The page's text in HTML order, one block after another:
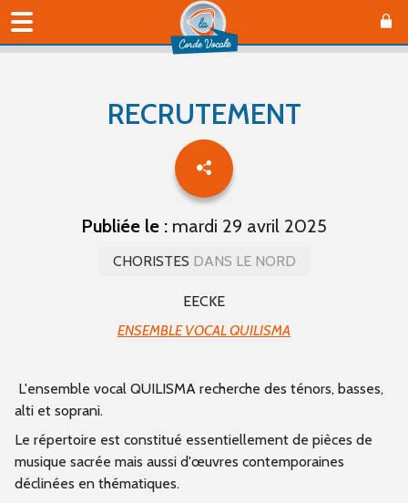
RECRUTEMENT
Publiée le : mardi 29 avril 2025
CHORISTES DANS LE NORD
EECKE
ENSEMBLE VOCAL QUILISMA
L'ensemble vocal QUILISMA recherche des ténors, basses,
alti et soprani.
Le répertoire est constitué essentiellement de pièces de
musique sacrée mais aussi d'œuvres contemporaines
déclinées en thématiques.